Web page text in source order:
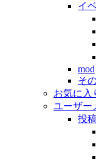
イ
mod
そ
お気に入
ユーザー
投